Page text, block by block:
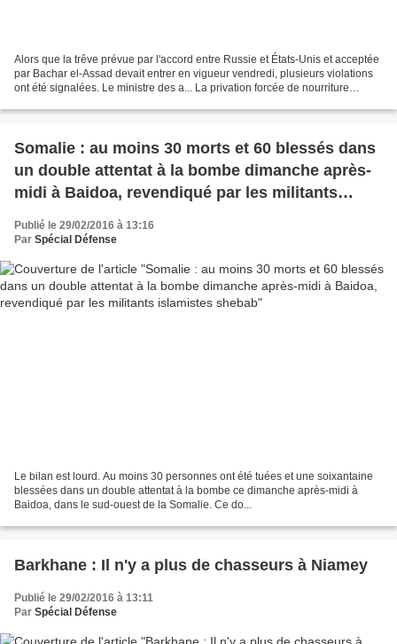
Alors que la trêve prévue par l'accord entre Russie et États-Unis et acceptée
par Bachar el-Assad devait entrer en vigueur vendredi, plusieurs violations
ont été signalées. Le ministre des a... La privation forcée de nourriture
Somalie : au moins 30 morts et 60 blessés dans
un double attentat à la bombe dimanche après-
midi à Baidoa, revendiqué par les militants
Publié le 29/02/2016 à 13:16
Par Spécial Défense
Le bilan est lourd. Au moins 30 personnes ont été tuées et une soixantaine
blessées dans un double attentat à la bombe ce dimanche après-midi à
Baidoa, dans le sud-ouest de la Somalie. Ce do...
Barkhane : Il n'y a plus de chasseurs à Niamey
Publié le 29/02/2016 à 13:11
Par Spécial Défense